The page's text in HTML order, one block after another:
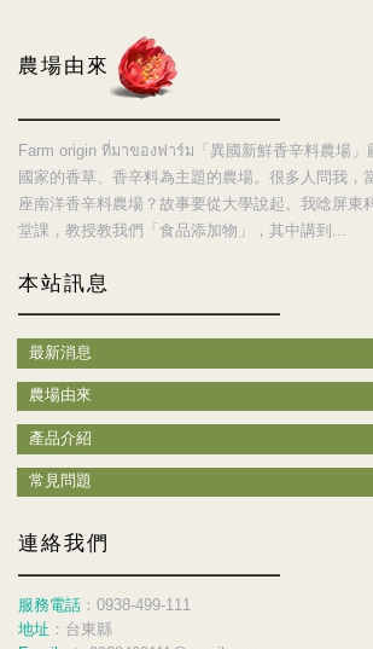
農場由來
Farm origin ที่มาของฟาร์ม「異國新鮮香辛料農場」
國家的香草、香辛料為主題的農場。很多人問我，
座南洋香辛料農場？故事要從大學說起。我唸屏東
堂課，教授教我們「食品添加物」，其中講到...
本站訊息
最新消息
農場由來
產品介紹
常見問題
連絡我們
服務電話 ：0938-499-111
地址 ：台東縣